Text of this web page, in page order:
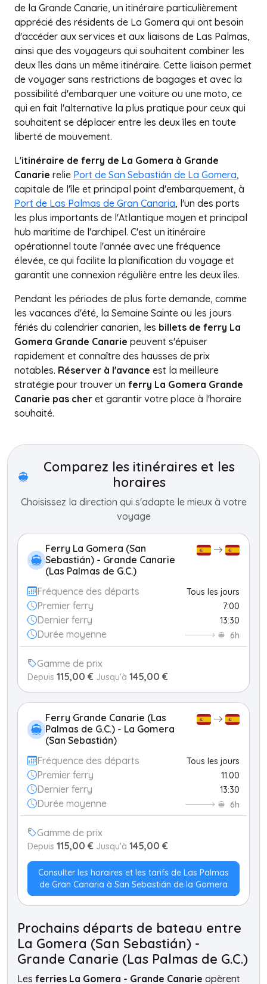
de la Grande Canarie, un itinéraire particulièrement
apprécié des résidents de La Gomera qui ont besoin
d'accéder aux services et aux liaisons de Las Palmas,
ainsi que des voyageurs qui souhaitent combiner les
deux îles dans un même itinéraire. Cette liaison permet
de voyager sans restrictions de bagages et avec la
possibilité d'embarquer une voiture ou une moto, ce
qui en fait l'alternative la plus pratique pour ceux qui
souhaitent se déplacer entre les deux îles en toute
liberté de mouvement.
L'itinéraire de ferry de La Gomera à Grande
Canarie relie Port de San Sebastián de La Gomera,
capitale de l'île et principal point d'embarquement, à
Port de Las Palmas de Gran Canaria, l'un des ports
les plus importants de l'Atlantique moyen et principal
hub maritime de l'archipel. C'est un itinéraire
opérationnel toute l'année avec une fréquence
élevée, ce qui facilite la planification du voyage et
garantit une connexion régulière entre les deux îles.
Pendant les périodes de plus forte demande, comme
les vacances d'été, la Semaine Sainte ou les jours
fériés du calendrier canarien, les billets de ferry La
Gomera Grande Canarie peuvent s'épuiser
rapidement et connaître des hausses de prix
notables. Réserver à l'avance est la meilleure
stratégie pour trouver un ferry La Gomera Grande
Canarie pas cher et garantir votre place à l'horaire
souhaité.
+
Comparez les itinéraires et les
horaires
Choisissez la direction qui s'adapte le mieux à votre
voyage
Ferry La Gomera (San
Sebastián) - Grande Canarie
(Las Palmas de G.C.)
Fréquence des départs
Tous les jours
Premier ferry 7:00
Dernier ferry 13:30
Durée moyenne 6h
Gamme de prix
Depuis 115,00 € Jusqu'à 145,00 €
Ferry Grande Canarie (Las
Palmas de G.C.) - La Gomera
(San Sebastián)
Fréquence des départs
Tous les jours
Premier ferry 11:00
Dernier ferry 13:30
Durée moyenne 6h
Gamme de prix
Depuis 115,00 € Jusqu'à 145,00 €
Consulter les horaires et les tarifs de Las Palmas
de Gran Canaria à San Sebastián de la Gomera
Prochains départs de bateau entre
La Gomera (San Sebastián) -
Grande Canarie (Las Palmas de G.C.)
Les ferries La Gomera - Grande Canarie opèrent